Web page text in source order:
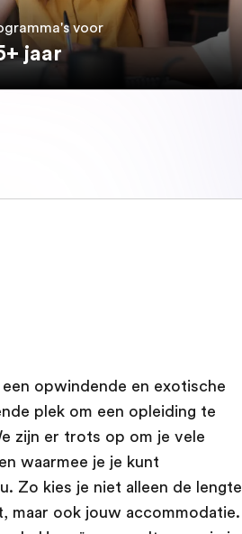
voor
jaar
opwindende en exotische
plek om een opleiding te
zijn er trots op om je vele
waarmee je je kunt
Zo kies je niet alleen de lengte
maar ook jouw accommodatie.